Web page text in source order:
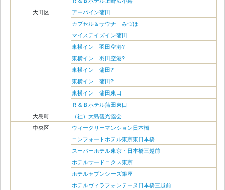
大田区
アーバイン蒲田
カプセル＆サウナ みづほ
マイステイズイン蒲田
東横イン 羽田空港?
東横イン 羽田空港?
東横イン 蒲田?
東横イン 蒲田?
東横イン 蒲田東口
Ｒ＆Ｂホテル蒲田東口
大島町
（社）大島観光協会
中央区
ウィークリーマンション日本橋
コンフォートホテル東京東日本橋
スーパーホテル東京・日本橋三越前
ホテルサードニクス東京
ホテルセブンシーズ銀座
ホテルヴィラフォンテーヌ日本橋三越前